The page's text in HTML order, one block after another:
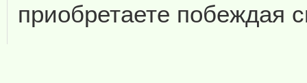
приобретаете побеждая